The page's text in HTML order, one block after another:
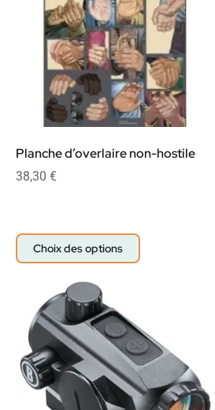
Planche d’overlaire non-hostile
38,30€
Choix des options